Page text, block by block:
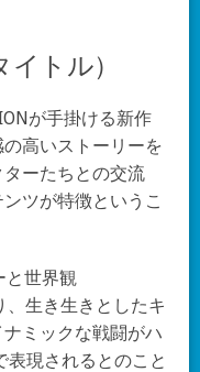
トル）
が手掛ける新作
高いストーリーを
ーたちとの交流
ツが特徴というこ
生き生きとしたキ
ミックな戦闘がハ
表現されるとのこと